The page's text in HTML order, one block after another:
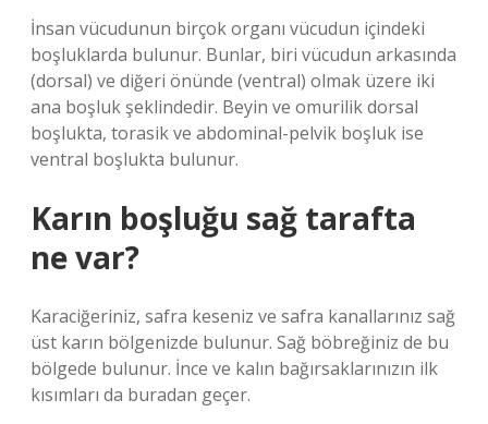
İnsan vücudunun birçok organı vücudun içindeki
boşluklarda bulunur. Bunlar, biri vücudun arkasında
(dorsal) ve diğeri önünde (ventral) olmak üzere iki
ana boşluk şeklindedir. Beyin ve omurilik dorsal
boşlukta, torasik ve abdominal-pelvik boşluk ise
ventral boşlukta bulunur.
Karın boşluğu sağ tarafta
ne var?
Karaciğeriniz, safra keseniz ve safra kanallarınız sağ
üst karın bölgenizde bulunur. Sağ böbreğiniz de bu
bölgede bulunur. İnce ve kalın bağırsaklarınızın ilk
kısımları da buradan geçer.